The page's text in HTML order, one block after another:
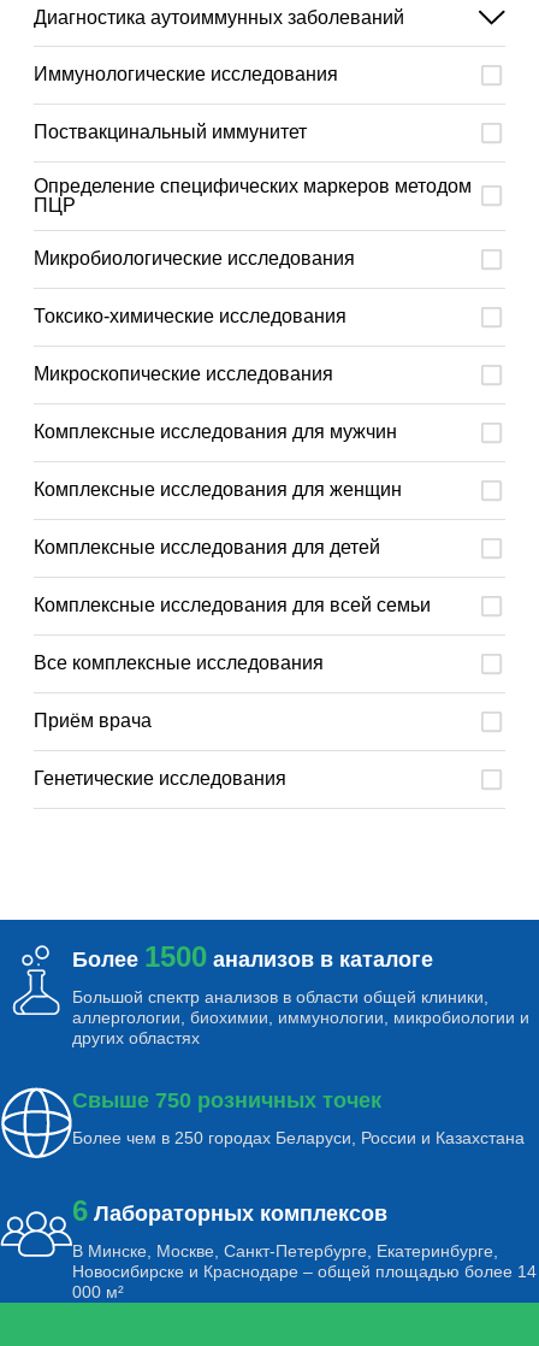
Диагностика аутоиммунных заболеваний
Иммунологические исследования
Поствакцинальный иммунитет
Определение специфических маркеров методом
ПЦР
Микробиологические исследования
Токсико-химические исследования
Микроскопические исследования
Комплексные исследования для мужчин
Комплексные исследования для женщин
Комплексные исследования для детей
Комплексные исследования для всей семьи
Все комплексные исследования
Приём врача
Генетические исследования
Более 1500 анализов в каталоге
Большой спектр анализов в области общей клиники,
аллергологии, биохимии, иммунологии, микробиологии и
других областях
Свыше 750 розничных точек
Более чем в 250 городах Беларуси, России и Казахстана
6 Лабораторных комплексов
В Минске, Москве, Санкт-Петербурге, Екатеринбурге,
Новосибирске и Краснодаре – общей площадью более 14
000 м²